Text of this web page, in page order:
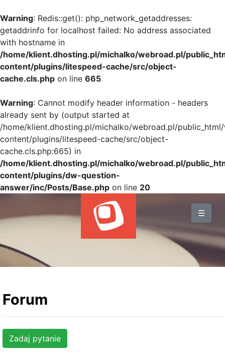
Warning: Redis::get(): php_network_getaddresses:
getaddrinfo for localhost failed: No address associated
with hostname in
/home/klient.dhosting.pl/michalko/webroad.pl/
content/plugins/litespeed-cache/src/object-
cache.cls.php on line 665
Warning: Cannot modify header information - headers
already sent by (output started at
/home/klient.dhosting.pl/michalko/webroad.pl/
content/plugins/litespeed-cache/src/object-
cache.cls.php:665) in
/home/klient.dhosting.pl/michalko/webroad.pl/
content/plugins/dw-question-
answer/inc/Posts/Base.php on line 20
☰
BLOG
WYDARZENIA
HOSTING
Forum
Zadaj pytanie